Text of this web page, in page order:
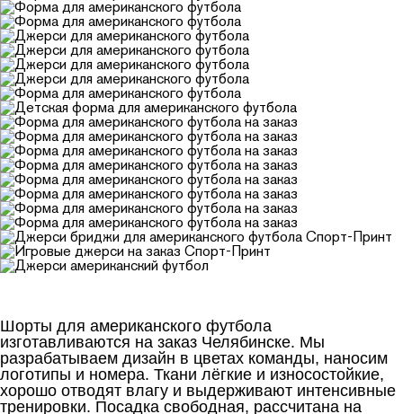
Шорты для американского футбола
изготавливаются на заказ Челябинске. Мы
разрабатываем дизайн в цветах команды, наносим
логотипы и номера. Ткани лёгкие и износостойкие,
хорошо отводят влагу и выдерживают интенсивные
тренировки. Посадка свободная, рассчитана на